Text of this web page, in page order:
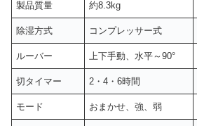
製品質量 約8.3kg
除湿方式 コンプレッサー式
ルーバー 上下手動、水平～90°
切タイマー 2・4・6時間
モード おまかせ、強、弱